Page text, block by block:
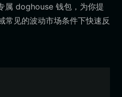
属 doghouse 钱包，为你提
常见的波动市场条件下快速反